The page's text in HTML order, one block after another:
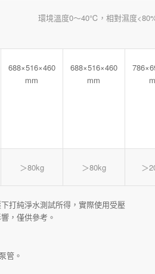
環境溫度0～40℃，相對濕度
688×516×460
mm
688×516×460
mm
＞80kg ＞80kg ＞
打純淨水測試所得，實際使用受壓
，僅供參考。
管。